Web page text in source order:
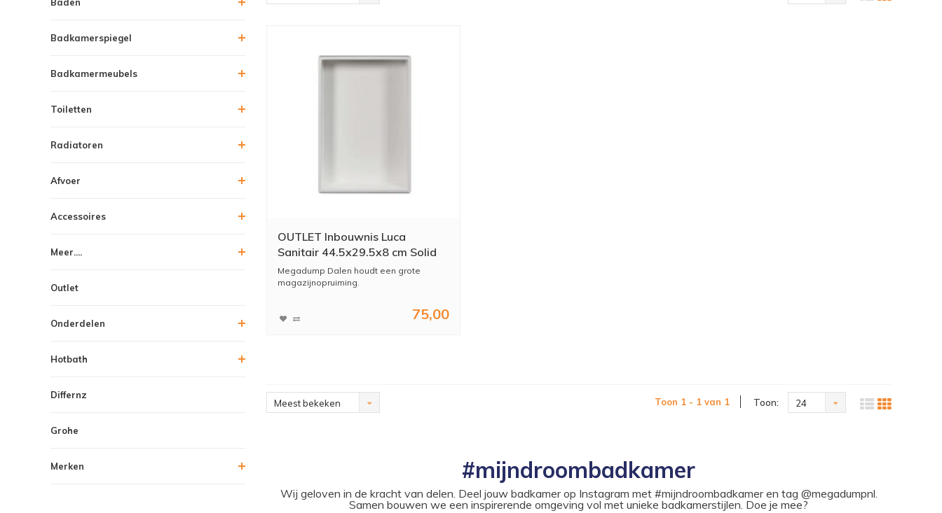
Badkamerspiegel
Badkamermeubels
Toiletten
Radiatoren
Afvoer
Accessoires
Meer....
Outlet
Onderdelen
Hotbath
Differnz
Grohe
Merken
OUTLET Inbouwnis Luca
Sanitair 44.5x29.5x8 cm Solid
Surface Rechthoek Mat Wit
Megadump Dalen houdt een grote
magazijnopruiming.
75,00
Meest bekeken Toon 1 - 1 van 1 Toon: 24
#mijndroombadkamer
Wij geloven in de kracht van delen. Deel jouw badkamer op Instagram met #mijndroombadkamer en tag @megadumpnl.
Samen bouwen we een inspirerende omgeving vol met unieke badkamerstijlen. Doe je mee?